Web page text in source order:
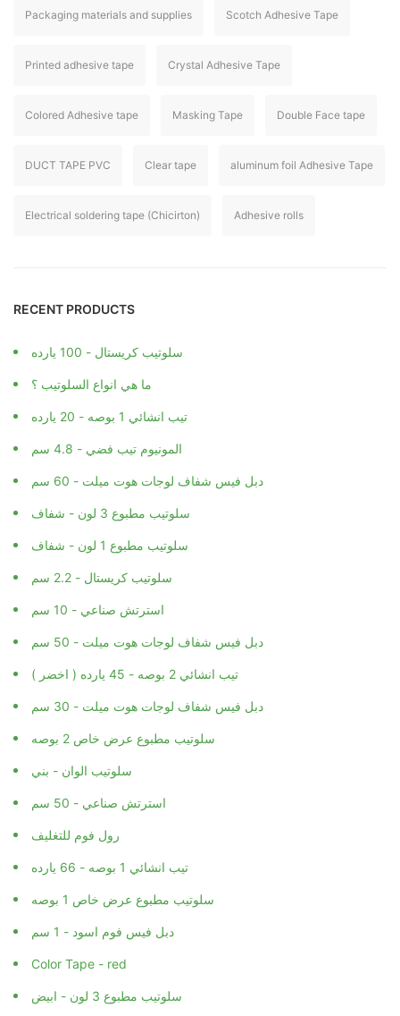
Packaging materials and supplies Scotch Adhesive Tape
Printed adhesive tape Crystal Adhesive Tape
Colored Adhesive tape Masking Tape Double Face tape
DUCT TAPE PVC Clear tape aluminum foil Adhesive Tape
Electrical soldering tape (Chicirton) Adhesive rolls
RECENT PRODUCTS
سلوتيب كريستال - 100 يارده
ما هي انواع السلوتيب ؟
تيب انشائي 1 بوصه - 20 يارده
المونيوم تيب فضي - 4.8 سم
دبل فيس شفاف لوجات هوت ميلت - 60 سم
سلوتيب مطبوع 3 لون - شفاف
سلوتيب مطبوع 1 لون - شفاف
سلوتيب كريستال - 2.2 سم
استرتش صناعي - 10 سم
دبل فيس شفاف لوجات هوت ميلت - 50 سم
تيب انشائي 2 بوصه - 45 يارده ( اخضر )
دبل فيس شفاف لوجات هوت ميلت - 30 سم
سلوتيب مطبوع عرض خاص 2 بوصه
سلوتيب الوان - بني
استرتش صناعي - 50 سم
رول فوم للتغليف
تيب انشائي 1 بوصه - 66 يارده
سلوتيب مطبوع عرض خاص 1 بوصه
دبل فيس فوم اسود - 1 سم
Color Tape - red
سلوتيب مطبوع 3 لون - ابيض